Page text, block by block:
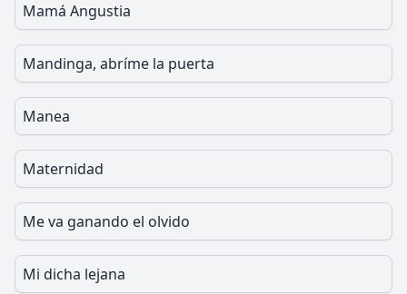
Mamá Angustia
Mandinga, abríme la puerta
Manea
Maternidad
Me va ganando el olvido
Mi dicha lejana